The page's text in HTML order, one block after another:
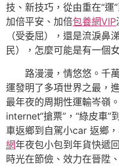
技、新技巧，從由重在“運
加倍平安、加倍包養網VIP
（受委屈），還是流淚鼻
民），怎麼可能是有一個
路漫漫，情悠悠。千
運發明了多項世界之最，
最年夜的周期性運輸岑嶺
internet“搶票”，“綠皮車”
車返鄉到自駕小car 返鄉
網年夜包小包到年貨快遞
時光在節儉、效力在晉陞